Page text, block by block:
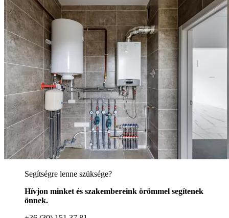
Segítségre lenne szüksége?
Hívjon minket és szakembereink örömmel segítenek
önnek.